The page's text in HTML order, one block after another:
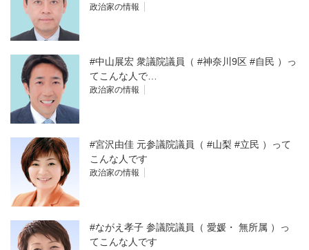
政治家の情報
#中山展宏 衆議院議員（ #神奈川9区 #自民 ）っ
てこんな人で…
政治家の情報
#宮沢由佳 元参議院議員（ #山梨 #立民 ）って
こんな人です
政治家の情報
#ながえ孝子 参議院議員（ 愛媛・ 無所属 ）っ
てこんな人です